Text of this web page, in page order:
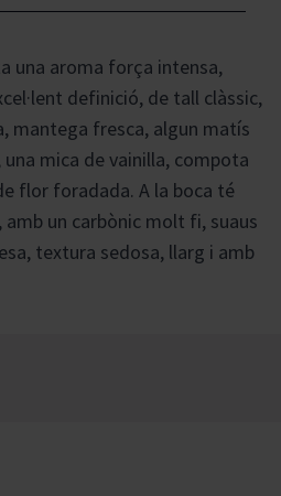
una aroma força intensa,
definició, de tall clàssic,
mantega fresca, algun matís
mica de vainilla, compota
flor foradada. A la boca té
un carbònic molt fi, suaus
textura sedosa, llarg i amb